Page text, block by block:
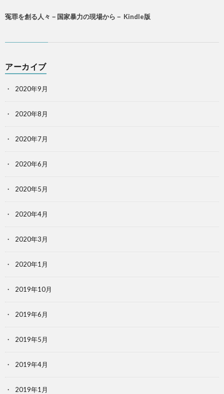
冤罪を創る人々－国家暴力の現場から－ Kindle版
アーカイブ
2020年9月
2020年8月
2020年7月
2020年6月
2020年5月
2020年4月
2020年3月
2020年1月
2019年10月
2019年6月
2019年5月
2019年4月
2019年1月